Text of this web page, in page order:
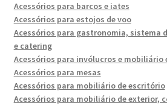
Acessórios para barcos e iates
Acessórios para estojos de voo
Acessórios para gastronomia, sistema
e catering
Acessórios para invólucros e mobiliário
Acessórios para mesas
Acessórios para mobiliário de escritório
Acessórios para mobiliário de exterior,